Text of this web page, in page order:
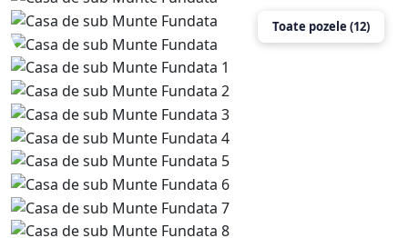
Toate pozele (12)